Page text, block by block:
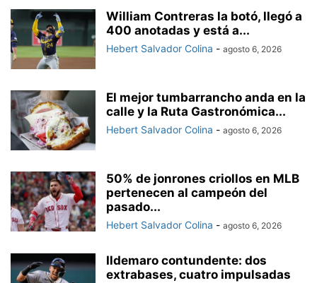
William Contreras la botó, llegó a
400 anotadas y está a...
Hebert Salvador Colina - agosto 6, 2026
El mejor tumbarrancho anda en la
calle y la Ruta Gastronómica...
Hebert Salvador Colina - agosto 6, 2026
50% de jonrones criollos en MLB
pertenecen al campeón del
pasado...
Hebert Salvador Colina - agosto 6, 2026
Ildemaro contundente: dos
extrabases, cuatro impulsadas